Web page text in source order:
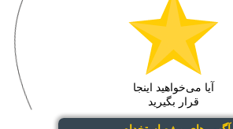
آیا می‌خواهید اینجا
قرار بگیرید